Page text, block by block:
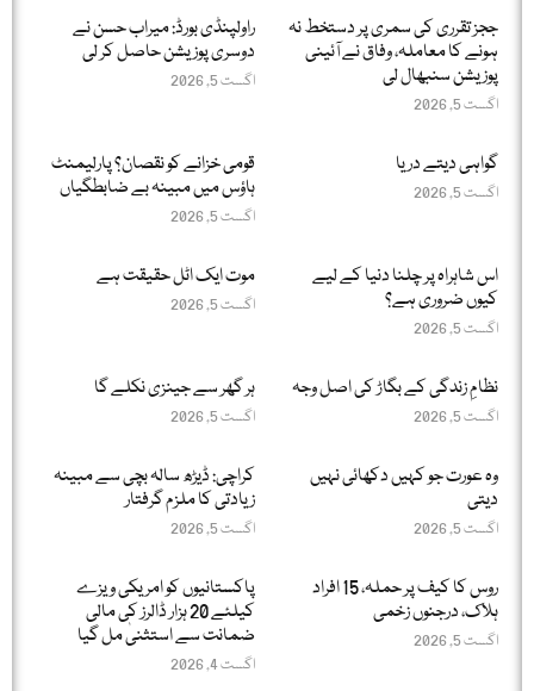
ججز تقرری کی سمری پر دستخط نہ
ہونے کا معاملہ، وفاق نے آئینی
پوزیشن سنبھال لی
اگست 5, 2026
راولپنڈی بورڈ: میراب حسن نے
دوسری پوزیشن حاصل کر لی
اگست 5, 2026
گواہی دیتے دریا
اگست 5, 2026
قومی خزانے کو نقصان؟ پارلیمنٹ
ہاؤس میں مبینہ بے ضابطگیاں
اگست 5, 2026
اس شاہراہ پر چلنا دنیا کے لیے
کیوں ضروری ہے؟
اگست 5, 2026
موت ایک اٹل حقیقت ہے
اگست 5, 2026
نظامِ زندگی کے بگاڑ کی اصل وجہ
اگست 5, 2026
ہر گھر سے جینزی نکلے گا
اگست 5, 2026
وہ عورت جو کہیں دکھائی نہیں
دیتی
اگست 5, 2026
کراچی: ڈیڑھ سالہ بچی سے مبینہ
زیادتی کا ملزم گرفتار
اگست 5, 2026
روس کا کیف پر حملہ، 15 افراد
ہلاک، درجنوں زخمی
اگست 5, 2026
پاکستانیوں کو امریکی ویزے
کیلئے 20 ہزار ڈالرز کی مالی
ضمانت سے استثنیٰ مل گیا
اگست 4, 2026